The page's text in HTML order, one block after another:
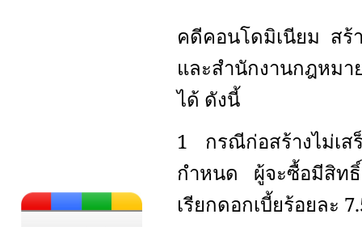
คดีคอนโดมิเนียม สร้
และสำนักงานกฎหมา
ได้ ดังนี้
1 กรณีก่อสร้างไม่เส
กำหนด ผู้จะซื้อมีสิท
เรียกดอกเบี้ยร้อยละ